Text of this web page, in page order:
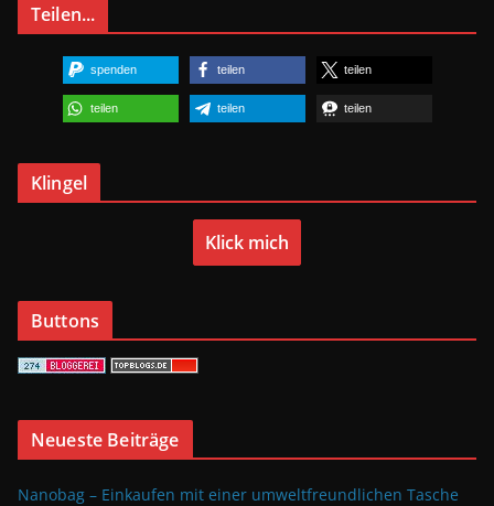
Teilen...
spenden teilen teilen
teilen teilen teilen
Klingel
Klick mich
Buttons
Neueste Beiträge
Nanobag – Einkaufen mit einer umweltfreundlichen Tasche